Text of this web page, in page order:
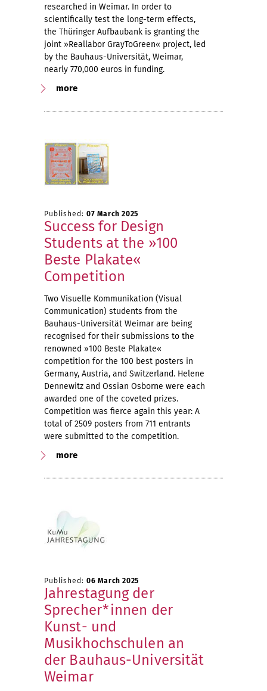
researched in Weimar. In order to
scientifically test the long-term effects,
the Thüringer Aufbaubank is granting the
joint »Reallabor GrayToGreen« project, led
by the Bauhaus-Universität, Weimar,
nearly 770,000 euros in funding.
more
Published: 07 March 2025
Success for Design
Students at the »100
Beste Plakate«
Competition
Two Visuelle Kommunikation (Visual
Communication) students from the
Bauhaus-Universität Weimar are being
recognised for their submissions to the
renowned »100 Beste Plakate«
competition for the 100 best posters in
Germany, Austria, and Switzerland. Helene
Dennewitz and Ossian Osborne were each
awarded one of the coveted prizes.
Competition was fierce again this year: A
total of 2509 posters from 711 entrants
were submitted to the competition.
more
Published: 06 March 2025
Jahrestagung der
Sprecher*innen der
Kunst- und
Musikhochschulen an
der Bauhaus-Universität
Weimar